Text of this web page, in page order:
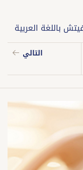
باللغة العربية
التالي